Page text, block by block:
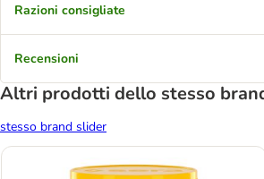
Razioni consigliate
Recensioni
Altri prodotti dello stesso
stesso brand slider